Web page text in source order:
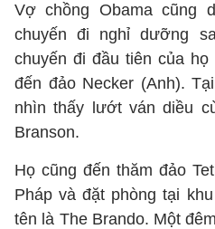
Vợ chồng Obama cũng
chuyến đi nghỉ dưỡng
chuyến đi đầu tiên của
đến đảo Necker (Anh).
nhìn thấy lướt ván diều
Branson.
Họ cũng đến thăm đảo
Pháp và đặt phòng tại
tên là The Brando. Một